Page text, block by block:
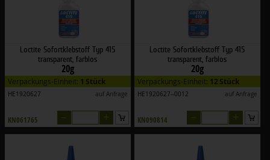
Loctite Sofortklebstoff Typ 415
transparent, farblos
20g
Verpackungs-Einheit: 1 Stück
HE1920627 auf Anfrage
KN061765
Loctite Sofortklebstoff Typ 415
transparent, farblos
20g
Verpackungs-Einheit: 12 Stück
HE1920627--0012 auf Anfrage
KN090814